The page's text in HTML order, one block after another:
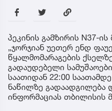
პეკინის გამზირის N37-
„ჯორჯიან უეთერ ენდ
წყალმომარაგების
გადაუდებელი
საათიდან 22:00
ნაწილზე გადაადგილება
ინფორმაციას თბილისის